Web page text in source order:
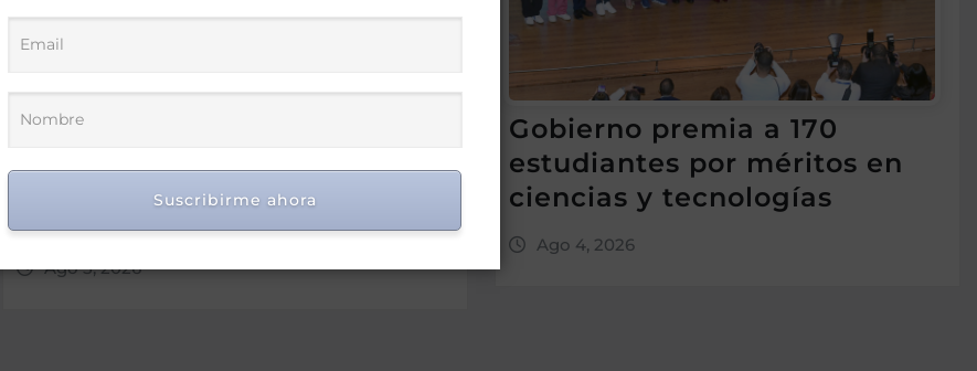
asegura que el nuevo Código
garantías para los
Ago 5, 2026
Gobierno premia a 170
estudiantes por méritos en
ciencias y tecnologías
Ago 4, 2026
Suscribirme ahora